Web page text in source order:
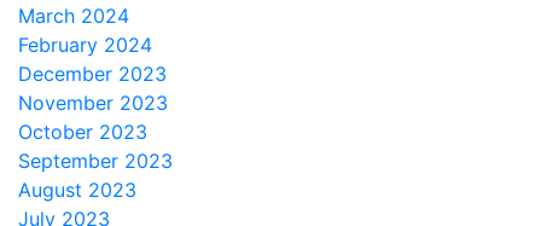
March 2024
February 2024
December 2023
November 2023
October 2023
September 2023
August 2023
July 2023